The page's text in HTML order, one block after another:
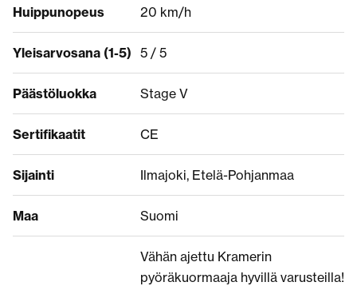
Huippunopeus 20 km/h
Yleisarvosana (1-5) 5 / 5
Päästöluokka Stage V
Sertifikaatit CE
Sijainti Ilmajoki, Etelä-Pohjanmaa
Maa Suomi
Vähän ajettu Kramerin
pyöräkuormaaja hyvillä varusteilla!